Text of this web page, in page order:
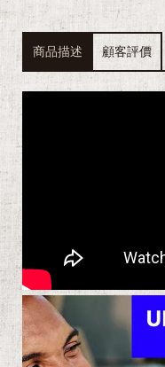
商品描述 顧客評價